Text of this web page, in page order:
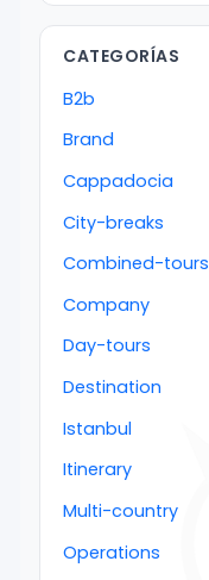
CATEGORÍAS
B2b
Brand
Cappadocia
City-breaks
Combined-tours
Company
Day-tours
Destination
Istanbul
Itinerary
Multi-country
Operations